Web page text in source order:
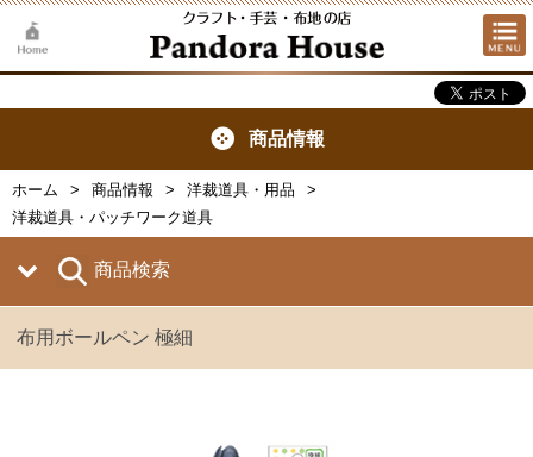
商品情報
ホーム 商品情報
洋裁道具・用品
洋裁道具・パッチワーク道具
商品検索
布用ボールペン 極細